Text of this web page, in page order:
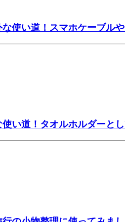
使い道！スマホケーブル
い道！タオルホルダーと